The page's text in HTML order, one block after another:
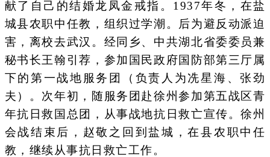
献了自己的结婚龙凤金戒指。1937年冬，在盐
城县农职中任教，组织过学潮。后为避反动派迫
害，离校去武汉。经同乡、中共湖北省委委员兼
秘书长王翰引荐，参加国民政府国防部第三厅属
下的第一战地服务团（负责人为冼星海、张劲
夫）。次年初，随服务团赴徐州参加第五战区青
年抗日救国总团，从事战地抗日救亡宣传。徐州
会战结束后，赵敬之回到盐城，在县农职中任
教，继续从事抗日救亡工作。